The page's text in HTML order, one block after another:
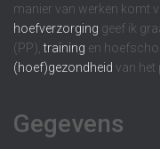
manier van werken komt
hoefverzorging geef ik
(PP),training en
(hoef)gezondheid van het
Gegevens